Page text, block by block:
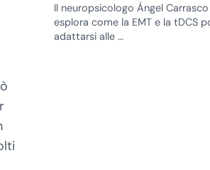
Il neuropsicologo Ángel
esplora come la EMT e la tDCS
adattarsi alle …